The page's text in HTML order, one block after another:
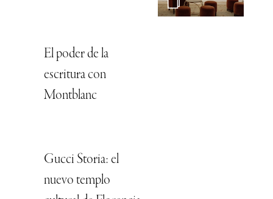
El poder de la
escritura con
Montblanc
Gucci Storia: el
nuevo templo